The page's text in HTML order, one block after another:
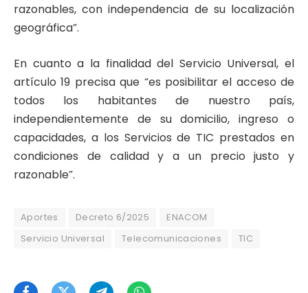
razonables, con independencia de su localización
geográfica”.
En cuanto a la finalidad del Servicio Universal, el
artículo 19 precisa que “es posibilitar el acceso de
todos los habitantes de nuestro país,
independientemente de su domicilio, ingreso o
capacidades, a los Servicios de TIC prestados en
condiciones de calidad y a un precio justo y
razonable”.
Aportes Decreto 6/2025
ENACOM
Servicio Universal
Telecomunicaciones TIC